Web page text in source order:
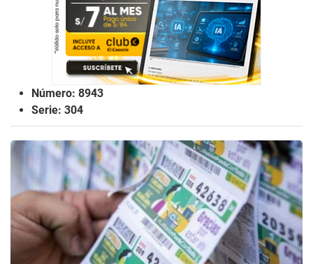
Número: 8943
Serie: 304